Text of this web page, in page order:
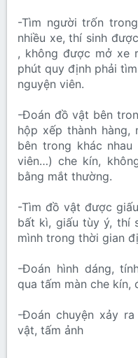
-Tìm người trốn
nhiều xe, thí sinh
, không được mở xe
phút quy định phải
nguyện viên.
-Đoán đồ vật bên
hộp xếp thành
bên trong khác
viên…) che kín,
bằng mắt thường.
-Tìm đồ vật được
bất kì, giấu tùy ý, thí
mình trong thời gian
-Đoán hình dáng,
qua tấm màn che kín,
-Đoán chuyện xảy
vật, tấm ảnh